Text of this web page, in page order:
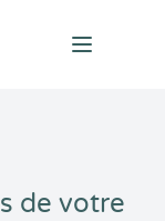
Open
de votre